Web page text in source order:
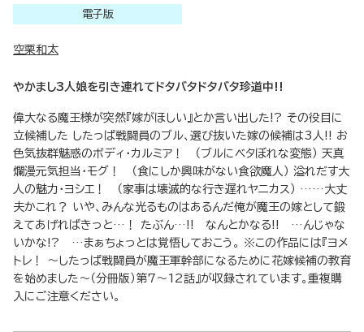
電子版
空栗和太
やかまし3人娘を引き連れてドタバタドタバタ珍道中!!
偉大なる魔王様が突然『嫁がほしい』とか言い出した!? その役目に
立候補した したっぱ戦闘員のブル、選び抜いた嫁の候補は3人!! お
色気抜群魅惑のボディ・カルミア！ （ブルにベタぼれな変態） 天真
爛漫元気担当・モグ！ （食にしか興味がない食欲魔人） 溢れだす大
人の魅力・ヨシエ！ （家事は壊滅的な行き遅れヤニカス） ……大丈
夫かこれ？ いや、みんな光るものはあるんだ俺が魔王の嫁として鍛
えてあげればきっと…！ たぶん…!! なんとかなる!! …んじゃな
いかな!? …まぁちょっとは覚悟しておこう。 ※この作品には『ヨメ
トレ！ ～したっぱ戦闘員が魔王軍幹部になるために花嫁候補の教育
を始めました～（分冊版）第7～12話』が収録されています。重複購
入にご注意ください。